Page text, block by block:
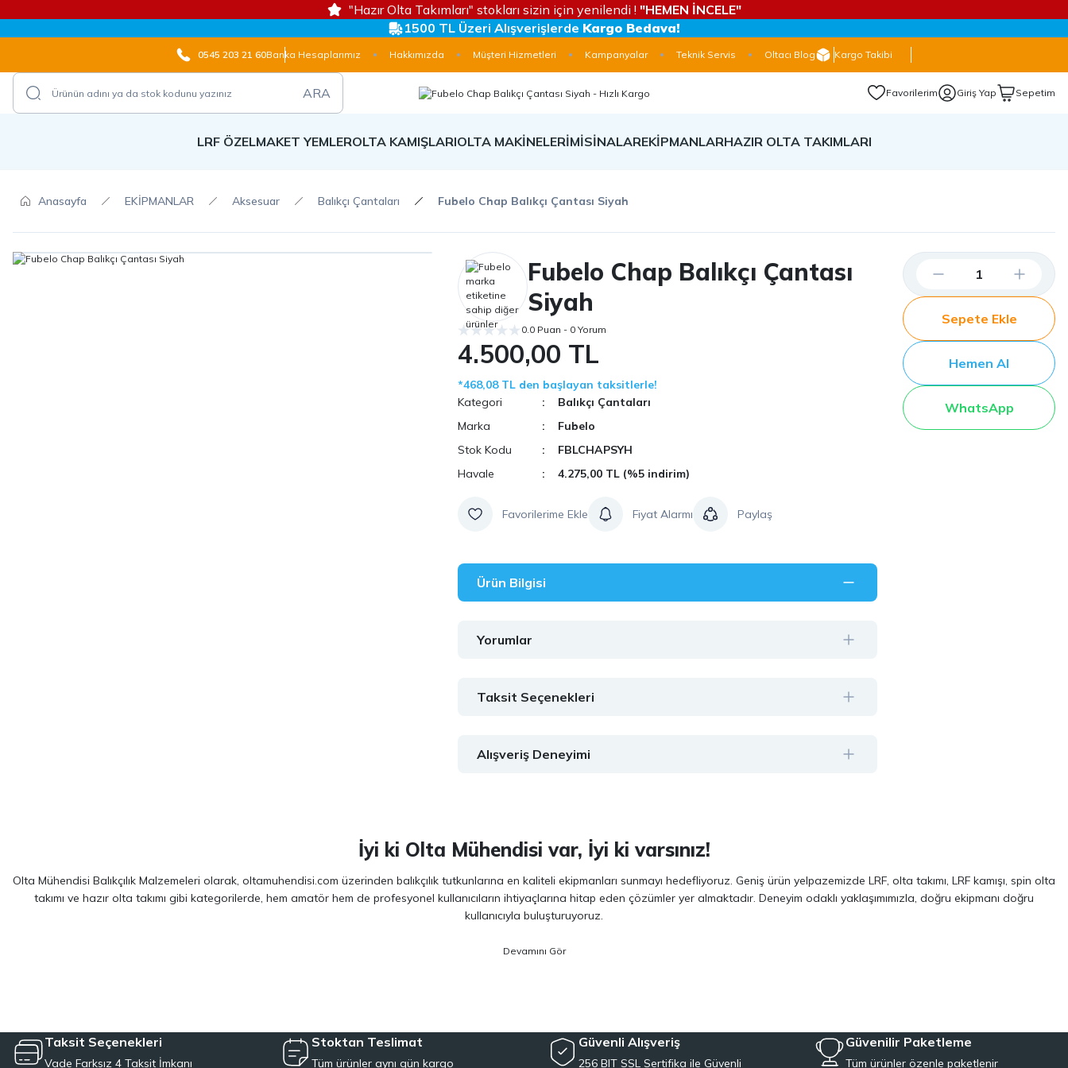
"Hazır Olta Takımları" stokları sizin için yenilendi ! "HEMEN İNCELE"
1500 TL Üzeri Alışverişlerde Kargo Bedava!
0545 203 21 60Banka Hesaplarımız Hakkımızda Müşteri Hizmetleri Kampanyalar Teknik Servis Oltacı Blog Kargo Takibi
ARA Favorilerim Giriş Yap Sepetim
LRF ÖZELMAKET YEMLEROLTA KAMIŞLARIOLTA MAKİNELERİMİSİNALAREKİPMANLARHAZIR OLTA TAKIMLARI
Anasayfa EKİPMANLAR Aksesuar Balıkçı Çantaları Fubelo Chap Balıkçı Çantası Siyah
Fubelo Chap Balıkçı Çantası
Siyah
0.0 Puan - 0 Yorum
4.500,00 TL
*468,08 TL den başlayan taksitlerle!
Kategori
Balıkçı Çantaları
Marka
Fubelo
Stok Kodu
FBLCHAPSYH
Havale
4.275,00 TL (%5 indirim)
Fiyat Alarmı Paylaş
Ürün Bilgisi
Yorumlar
Taksit Seçenekleri
Alışveriş Deneyimi
Sepete Ekle
Hemen Al
WhatsApp
İyi ki Olta Mühendisi var, İyi ki varsınız!
Olta Mühendisi Balıkçılık Malzemeleri olarak, oltamuhendisi.com üzerinden balıkçılık tutkunlarına en kaliteli ekipmanları sunmayı hedefliyoruz. Geniş ürün yelpazemizde LRF, olta takımı, LRF kamışı, spin olta
takımı ve hazır olta takımı gibi kategorilerde, hem amatör hem de profesyonel kullanıcıların ihtiyaçlarına hitap eden çözümler yer almaktadır. Deneyim odaklı yaklaşımımızla, doğru ekipmanı doğru
kullanıcıyla buluşturuyoruz.
Shimano, Daiwa, Hanfish, Fujin ve Ryuji gibi lider markaların en güncel ve performans odaklı modellerinden oluşur. Özellikle LRF avcılığı ve
çözümler sağlayan hazır olta takımı seçeneklerimizle, herkesin kolayca bu hobiye adım atmasını mümkün kılıyoruz. Her seviyeye uygun ekipmanları tek çatı altında topluyoruz.
Taksit Seçenekleri
Vade Farksız 4 Taksit İmkanı
Stoktan Teslimat
Tüm ürünler aynı gün kargo
Güvenli Alışveriş
256 BIT SSL Sertifika ile Güvenli
Güvenilir Paketleme
Tüm ürünler özenle paketlenir